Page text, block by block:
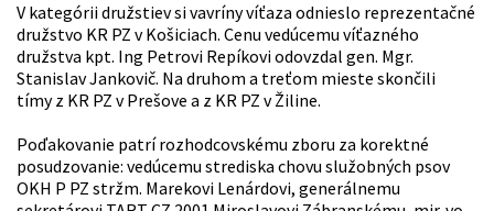
V kategórii družstiev si vavríny víťaza odnieslo reprezentačné
družstvo KR PZ v Košiciach. Cenu vedúcemu víťazného
družstva kpt. Ing Petrovi Repíkovi odovzdal gen. Mgr.
Stanislav Jankovič. Na druhom a treťom mieste skončili
tímy z KR PZ v Prešove a z KR PZ v Žiline.
Poďakovanie patrí rozhodcovskému zboru za korektné
posudzovanie: vedúcemu strediska chovu služobných psov
OKH P PZ stržm. Marekovi Lenárdovi, generálnemu